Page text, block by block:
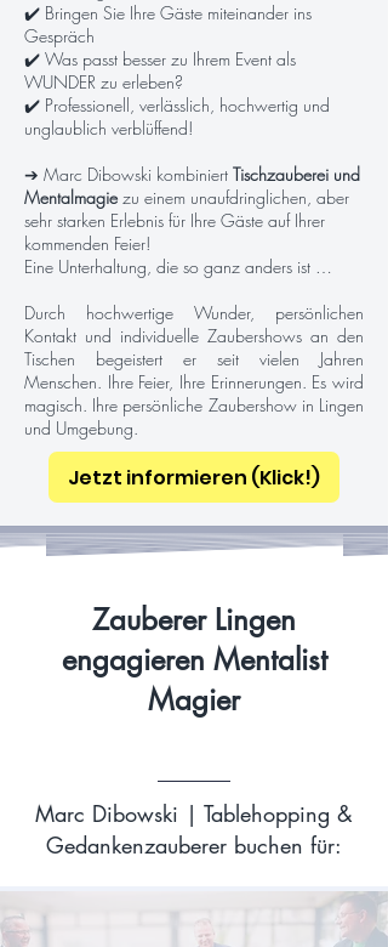
✔️ Bringen Sie Ihre Gäste miteinander ins
Gespräch
✔️ Was passt besser zu Ihrem Event als
WUNDER zu erleben?
✔️ Professionell, verlässlich, hochwertig und
unglaublich verblüffend!
➔ Marc Dibowski kombiniert Tischzauberei und
Mentalmagiezu einem unaufdringlichen, aber
sehr starken Erlebnis für Ihre Gäste auf Ihrer
kommenden Feier!
Eine Unterhaltung, die so ganz anders ist …
Durch hochwertige Wunder, persönlichen
Kontakt und individuelle Zaubershows an den
Tischen begeistert er seit vielen Jahren
Menschen. Ihre Feier, Ihre Erinnerungen. Es wird
magisch. Ihre persönliche Zaubershow in Lingen
und Umgebung.
Jetzt informieren (Klick!)
Zauberer Lingen
engagieren Mentalist
Magier
Marc Dibowski | Tablehopping &
Gedankenzauberer buchen für: